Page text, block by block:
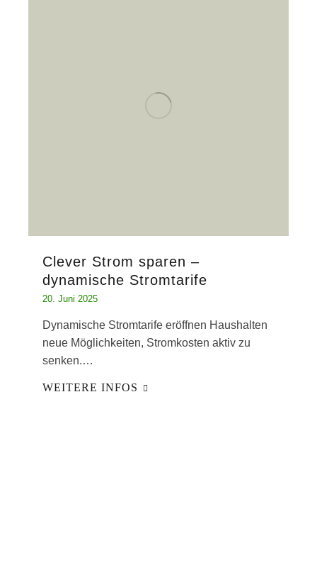
Clever Strom sparen –
dynamische Stromtarife
20. Juni 2025
Dynamische Stromtarife eröffnen Haushalten
neue Möglichkeiten, Stromkosten aktiv zu
senken.…
WEITERE INFOS